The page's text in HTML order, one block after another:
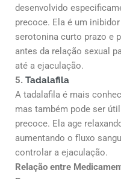
desenvolvido
precoce. Ela é um
serotonina curto prazo e
antes da relação sexual
até a ejaculação.
5. Tadalafila
A tadalafila é mais
mas também pode ser
precoce. Ela age
aumentando o fluxo
controlar a ejaculação.
Relação entre